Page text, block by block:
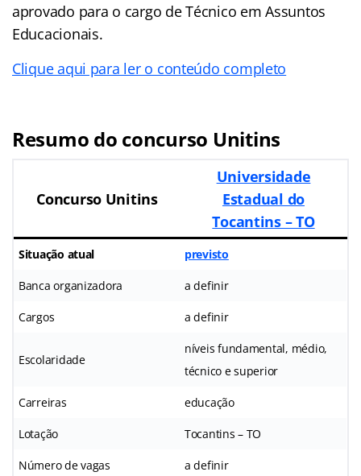
aprovado para o cargo de Técnico em Assuntos
Educacionais.
Clique aqui para ler o conteúdo completo
Resumo do concurso Unitins
Concurso Unitins
Universidade
Estadual do
Tocantins – TO
Situação atual previsto
Banca organizadora a definir
Cargos a definir
Escolaridade
níveis fundamental, médio,
técnico e superior
Carreiras educação
Lotação Tocantins – TO
Número de vagas a definir